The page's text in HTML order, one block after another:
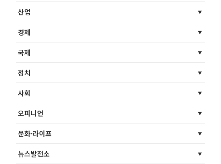
산업
경제
국제
정치
사회
오피니언
문화·라이프
뉴스발전소